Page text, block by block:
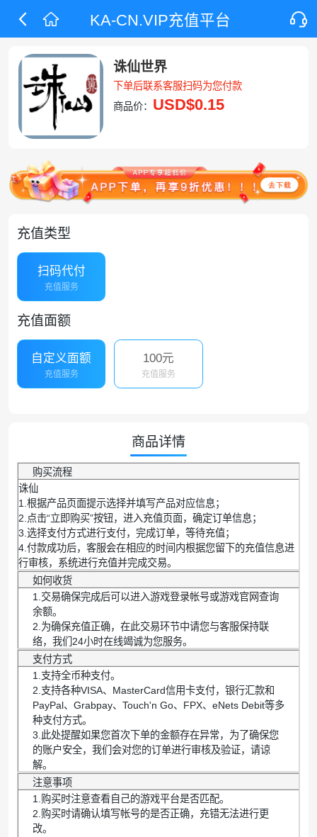
KA-CN.VIP充值平台
诛仙世界
下单后联系客服扫码为您付款
商品价： USD$0.15
充值类型
扫码代付
充值服务
充值面额
自定义面额
充值服务
100元
充值服务
商品详情
购买流程
诛仙
1.根据产品页面提示选择并填写产品对应信息；
2.点击“立即购买”按钮，进入充值页面，确定订单信息；
3.选择支付方式进行支付，完成订单，等待充值；
4.付款成功后，客服会在相应的时间内根据您留下的充值信息进
行审核，系统进行充值并完成交易。
如何收货
1.交易确保完成后可以进入游戏登录帐号或游戏官网查询
余额。
2.为确保充值正确，在此交易环节中请您与客服保持联
络，我们24小时在线竭诚为您服务。
支付方式
1.支持全币种支付。
2.支持各种VISA、MasterCard信用卡支付，银行汇款和
PayPal、Grabpay、Touch'n Go、FPX、eNets Debit等多
种支付方式。
3.此处提醒如果您首次下单的金额存在异常，为了确保您
的账户安全，我们会对您的订单进行审核及验证，请谅
解。
注意事项
1.购买时注意查看自己的游戏平台是否匹配。
2.购买时请确认填写帐号的是否正确，充错无法进行更
改。